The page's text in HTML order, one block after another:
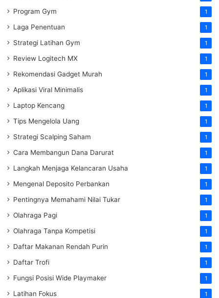
Program Gym 1
Laga Penentuan 1
Strategi Latihan Gym 1
Review Logitech MX 1
Rekomendasi Gadget Murah 1
Aplikasi Viral Minimalis 1
Laptop Kencang 1
Tips Mengelola Uang 1
Strategi Scalping Saham 1
Cara Membangun Dana Darurat 1
Langkah Menjaga Kelancaran Usaha 1
Mengenal Deposito Perbankan 1
Pentingnya Memahami Nilai Tukar 1
Olahraga Pagi 1
Olahraga Tanpa Kompetisi 1
Daftar Makanan Rendah Purin 1
Daftar Trofi 1
Fungsi Posisi Wide Playmaker 1
Latihan Fokus 1